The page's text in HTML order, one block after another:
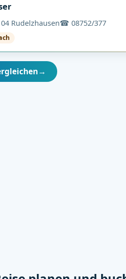
Rudelzhausen☎ 08752/377
→